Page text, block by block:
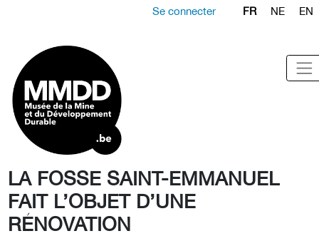
Se connecter FR NE EN
LA FOSSE SAINT-EMMANUEL
FAIT L’OBJET D’UNE
RÉNOVATION